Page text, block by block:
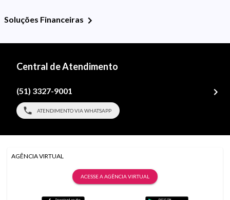
Soluções Financeiras
Central de Atendimento
(51) 3327-9001
ATENDIMENTO VIA WHATSAPP
AGÊNCIA VIRTUAL
ACESSE A AGÊNCIA VIRTUAL